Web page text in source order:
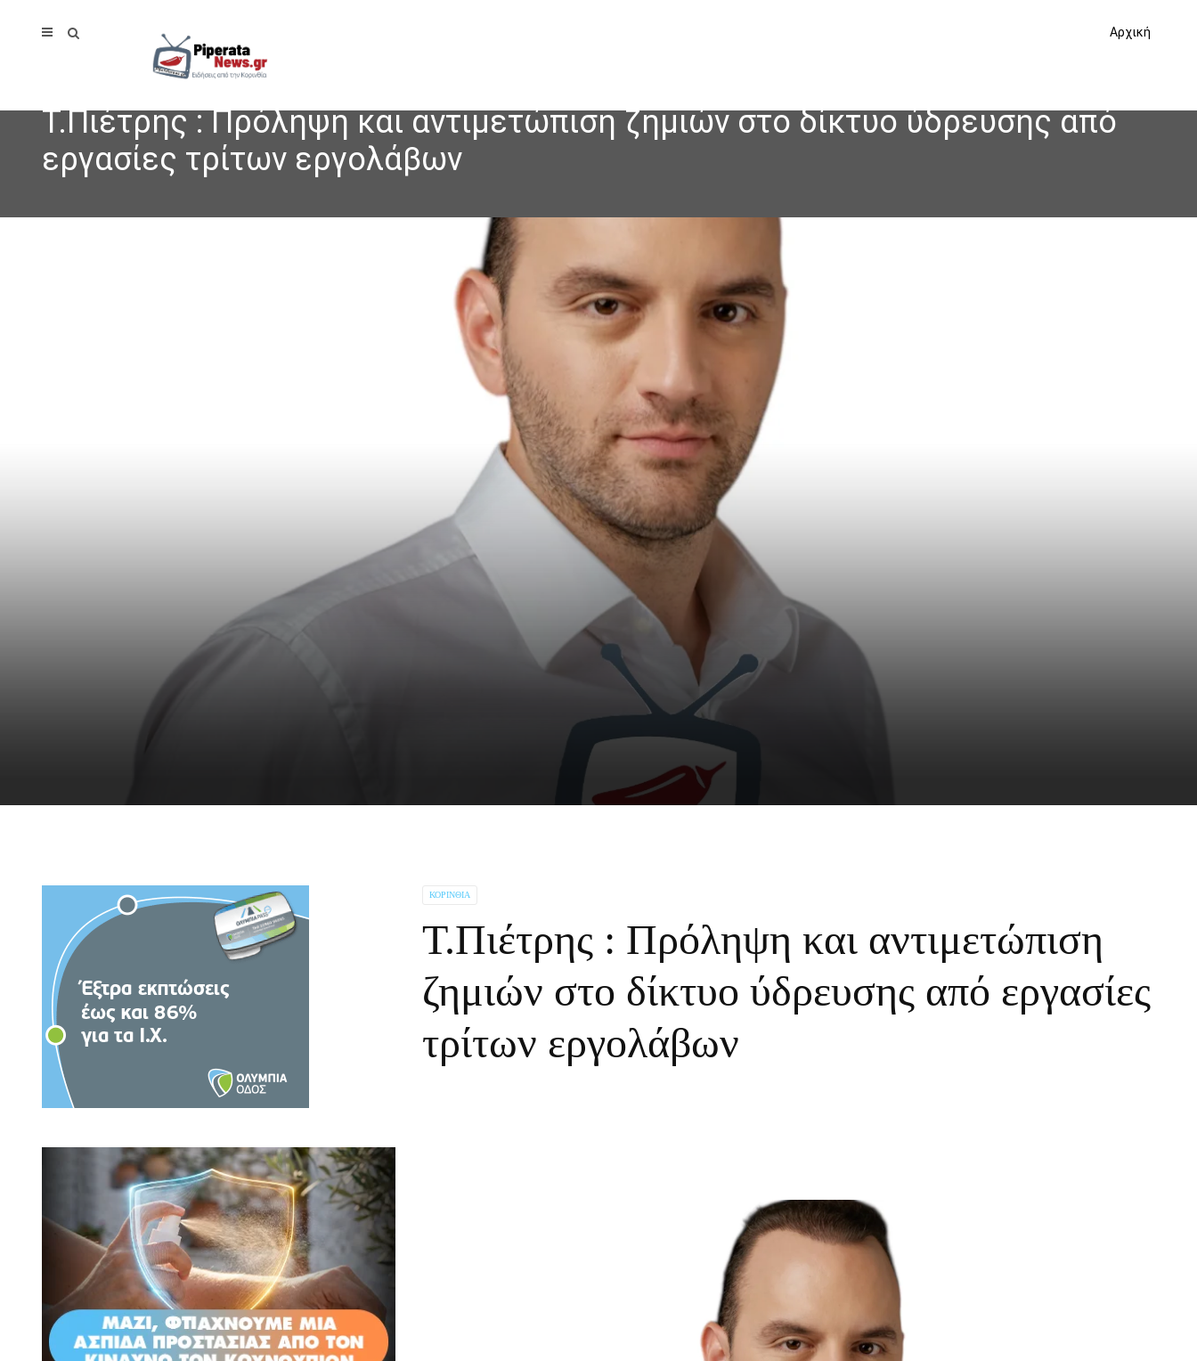
Αρχική
Τ.Πιέτρης : Πρόληψη και αντιμετώπιση ζημιών στο δίκτυο ύδρευσης από
εργασίες τρίτων εργολάβων
ΚΟΡΙΝΘΊΑ
Τ.Πιέτρης : Πρόληψη και αντιμετώπιση
ζημιών στο δίκτυο ύδρευσης από εργασίες
τρίτων εργολάβων